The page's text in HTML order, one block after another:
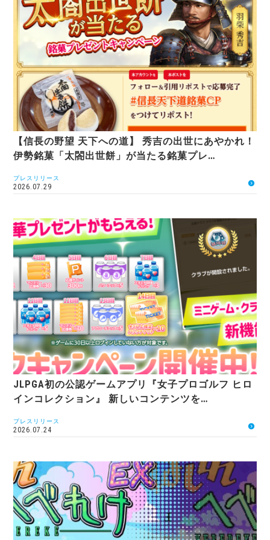
【信長の野望 天下への道】 秀吉の出世にあやかれ！
伊勢銘菓「太閤出世餅」が当たる銘菓プレ…
プレスリリース
2026.07.29
JLPGA初の公認ゲームアプリ『女子プロゴルフ ヒロ
インコレクション』 新しいコンテンツを…
プレスリリース
2026.07.24